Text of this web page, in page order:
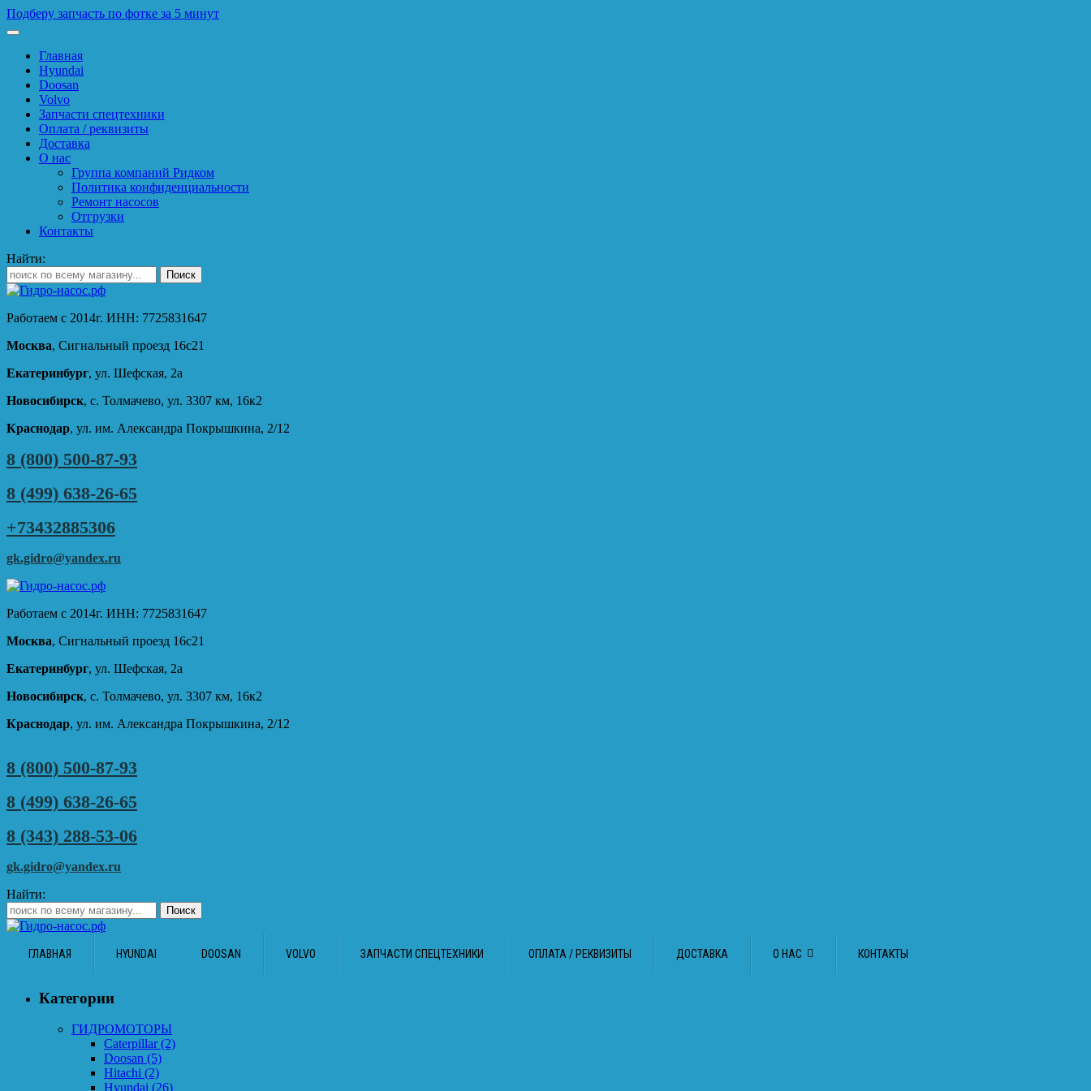
Подберу запчасть по фотке за 5 минут
Главная
Hyundai
Doosan
Volvo
Запчасти спецтехники
Оплата / реквизиты
Доставка
О нас
Группа компаний Ридком
Политика конфиденциальности
Ремонт насосов
Отгрузки
Контакты
Найти:
Работаем с 2014г. ИНН: 7725831647
Москва, Сигнальный проезд 16с21
Екатеринбург, ул. Шефская, 2а
Новосибирск, с. Толмачево, ул. 3307 км, 16к2
Краснодар, ул. им. Александра Покрышкина, 2/12
8 (800) 500-87-93
8 (499) 638-26-65
+73432885306
gk.gidro@yandex.ru
Работаем с 2014г. ИНН: 7725831647
Москва, Сигнальный проезд 16с21
Екатеринбург, ул. Шефская, 2а
Новосибирск, с. Толмачево, ул. 3307 км, 16к2
Краснодар, ул. им. Александра Покрышкина, 2/12
8 (800) 500-87-93
8 (499) 638-26-65
8 (343) 288-53-06
gk.gidro@yandex.ru
Найти:
ГЛАВНАЯ HYUNDAI DOOSAN VOLVO ЗАПЧАСТИ СПЕЦТЕХНИКИ ОПЛАТА / РЕКВИЗИТЫ ДОСТАВКА О НАС КОНТАКТЫ
Категории
ГИДРОМОТОРЫ
Caterpillar(2)
Doosan (5)
Hitachi (2)
Hyundai (26)